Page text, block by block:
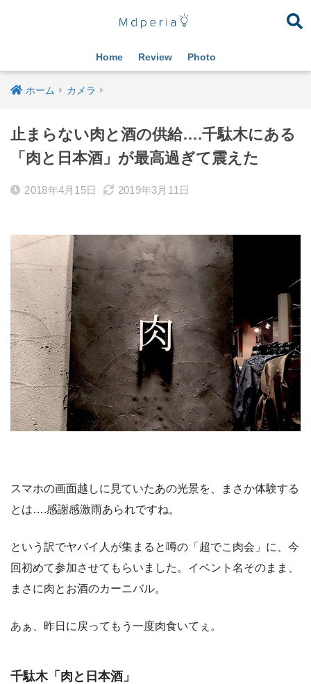
Home Review Photo
ホーム カメラ
止まらない肉と酒の供給….千駄木にある
「肉と日本酒」が最高過ぎて震えた
2018年4月15日 2019年3月11日
スマホの画面越しに見ていたあの光景を、まさか体験する
とは….感謝感激雨あられですね。
という訳でヤバイ人が集まると噂の「超でこ肉会」に、今
回初めて参加させてもらいました。イベント名そのまま、
まさに肉とお酒のカーニバル。
あぁ、昨日に戻ってもう一度肉食いてぇ。
千駄木「肉と日本酒」